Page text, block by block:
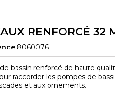
RENFORCÉ 32
8060076
bassin renforcé de haute
raccorder les pompes de
et aux ornements.